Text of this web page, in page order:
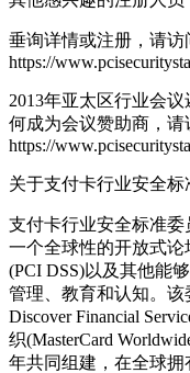
垂询详情或注册，请访
https://
2013年亚太区行业会
何成为会议赞助商，请
https://
关于支付卡行业安全标
支付卡行业安全标准委
一个全球性的开放式
(PCI DSS)以及其他能
管理、教育和认知。该
Discover Financial
织(MasterCard
年共同组建，在全球拥